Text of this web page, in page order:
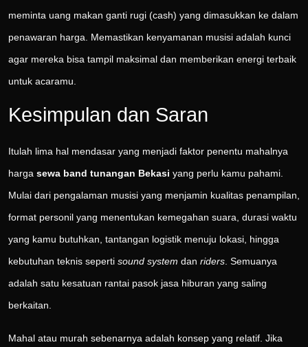
meminta uang makan ganti rugi (cash) yang dimasukkan ke dalam
penawaran harga. Memastikan kenyamanan musisi adalah kunci
agar mereka bisa tampil maksimal dan memberikan energi terbaik
untuk acaramu.
Kesimpulan dan Saran
Itulah lima hal mendasar yang menjadi faktor penentu mahalnya
harga sewa band tunangan Bekasi yang perlu kamu pahami.
Mulai dari pengalaman musisi yang menjamin kualitas penampilan,
format personil yang menentukan kemegahan suara, durasi waktu
yang kamu butuhkan, tantangan logistik menuju lokasi, hingga
kebutuhan teknis seperti sound system dan riders . Semuanya
adalah satu kesatuan rantai pasok jasa hiburan yang saling
berkaitan.
Mahal atau murah sebenarnya adalah konsep yang relatif. Jika